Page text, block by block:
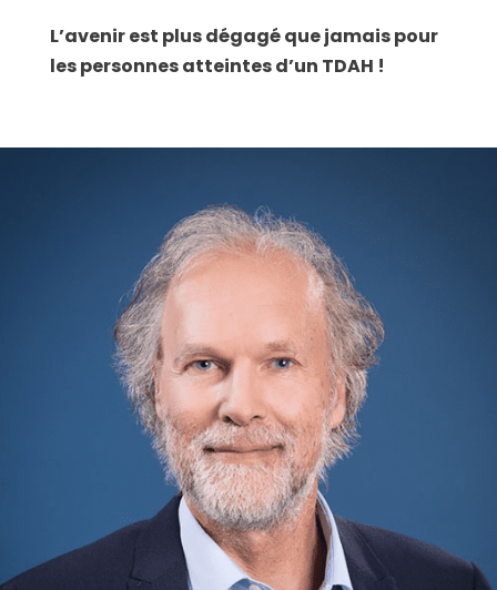
L’avenir est plus dégagé que jamais pour
les personnes atteintes d’un TDAH !